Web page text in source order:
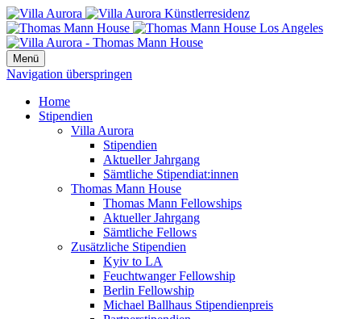
Menü
Navigation überspringen
Home
Stipendien
Villa Aurora
Stipendien
Aktueller Jahrgang
Sämtliche Stipendiat:innen
Thomas Mann House
Thomas Mann Fellowships
Aktueller Jahrgang
Sämtliche Fellows
Zusätzliche Stipendien
Kyiv to LA
Feuchtwanger Fellowship
Berlin Fellowship
Michael Ballhaus Stipendienpreis